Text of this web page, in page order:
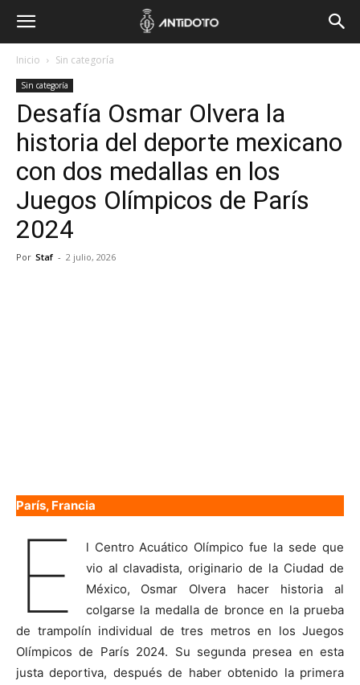
Inicio Sin categoría
Sin categoría
Desafía Osmar Olvera la
historia del deporte mexicano
con dos medallas en los
Juegos Olímpicos de París
2024
Por Staf - 2 julio, 2026
París, Francia
E
l Centro Acuático Olímpico fue la sede que
vio al clavadista, originario de la Ciudad de
México, Osmar Olvera hacer historia al
colgarse la medalla de bronce en la prueba
de trampolín individual de tres metros en los Juegos
Olímpicos de París 2024. Su segunda presea en esta
justa deportiva, después de haber obtenido la primera